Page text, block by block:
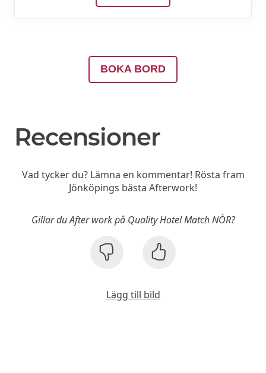
BOKA BORD
Recensioner
Vad tycker du? Lämna en kommentar! Rösta fram
Jönköpings bästa Afterwork!
Gillar du After work på Quality Hotel Match NÒR?
Lägg till bild